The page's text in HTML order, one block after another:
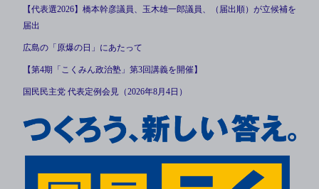
【代表選2026】橋本幹彦議員、玉木雄一郎議員、（届出順）が立候補を
届出
広島の「原爆の日」にあたって
【第4期「こくみん政治塾」第3回講義を開催】
国民民主党 代表定例会見（2026年8月4日）